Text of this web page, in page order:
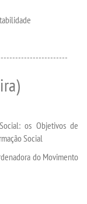
os Objetivos de
Social
do Movimento